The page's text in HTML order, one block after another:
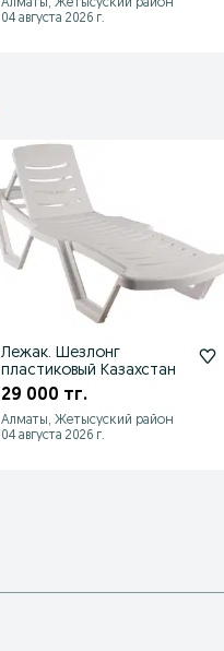
Алматы, Жетысуский район
04 августа 2026 г.
Лежак. Шезлонг
пластиковый Казахстан
29 000 тг.
Алматы, Жетысуский район
04 августа 2026 г.